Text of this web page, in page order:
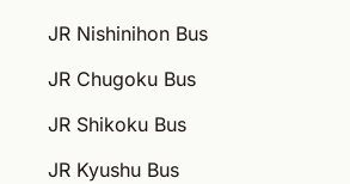
JR Nishinihon Bus
JR Chugoku Bus
JR Shikoku Bus
JR Kyushu Bus